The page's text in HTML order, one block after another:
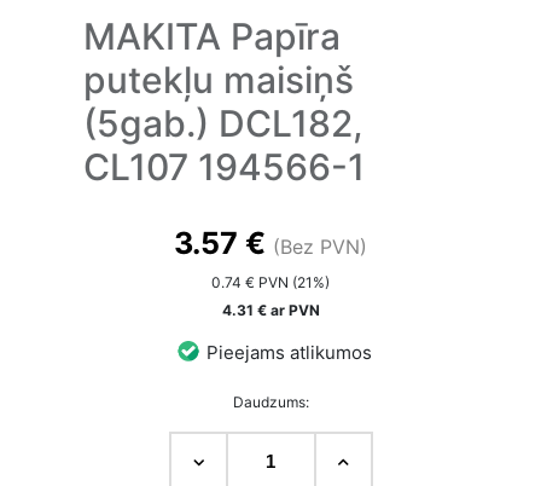
MAKITA Papīra
putekļu maisiņš
(5gab.) DCL182,
CL107 194566-1
3.57 € (Bez PVN)
0.74 € PVN (21%)
4.31 € ar PVN
Pieejams atlikumos
Daudzums: